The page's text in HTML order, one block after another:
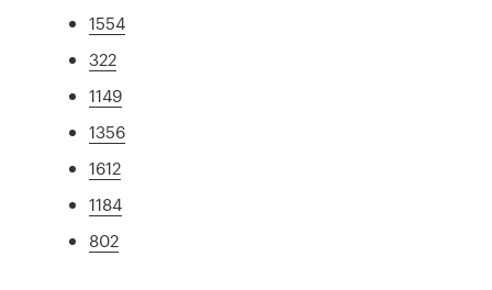
1554
322
1149
1356
1612
1184
802